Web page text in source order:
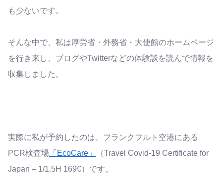
も少ないです。
そんな中で、私は厚労省・外務省・大使館のホームページ
を行き来し、ブログやTwitterなどの体験談を読んで情報を
収集しました。
実際に私が予約したのは、フランクフルト空港にある
PCR検査場 「EcoCare」
（Travel Covid-19 Certificate for
Japan – 1/1.5H 169€）です。